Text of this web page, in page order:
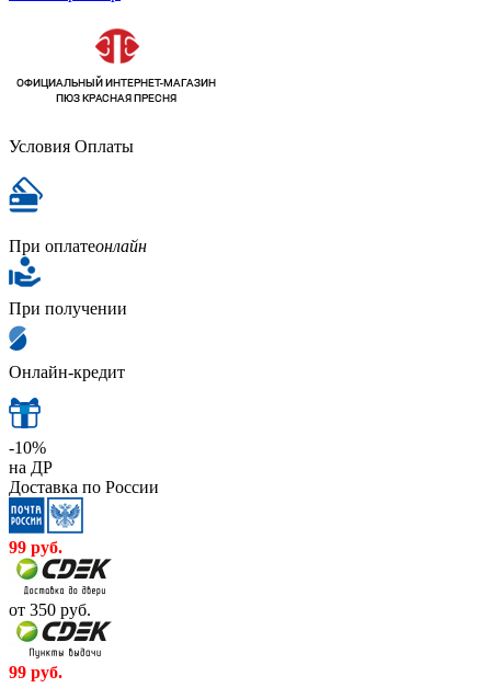
Условия Оплаты
При оплатеонлайн
При получении
Онлайн-кредит
-10%
на ДР
Доставка по России
99 руб.
от 350 руб.
99 руб.